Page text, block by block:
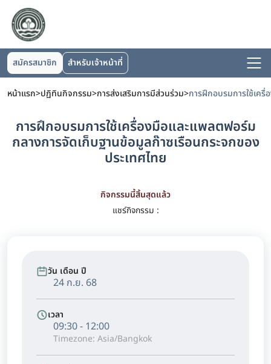
สมัครสมาชิก สำหรับเจ้าหน้าที่
หน้าแรก>ปฏิทินกิจกรรม>การส่งเสริมการมีส่วนร่วม>
การฝึกอบรมการใช้เครื่องมือและแพลตฟอร์ม
กลางการจัดเก็บฐานข้อมูลก๊าซเรือนกระจกของ
ประเทศไทย
กิจกรรมนี้สิ้นสุดแล้ว
แชร์กิจกรรม :
วัน เดือน ปี
24 ก.ย. 68
เวลา
09:30 - 12:00
Timezone: Asia/Bangkok